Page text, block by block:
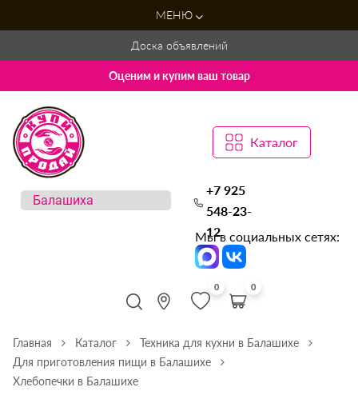
МЕНЮ
Доска объявлений
Оценим и купим ваш товар
Каталог
+7 925
548-23-
12
Мы в социальных сетях:
0 0
Главная Каталог
Техника для кухни в Балашихе
Для приготовления пищи в Балашихе
Хлебопечки в Балашихе